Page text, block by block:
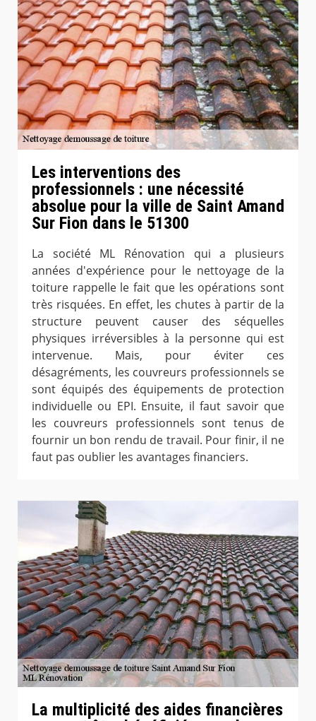
Les interventions des
professionnels : une nécessité
absolue pour la ville de Saint Amand
Sur Fion dans le 51300
La société ML Rénovation qui a plusieurs
années d'expérience pour le nettoyage de la
toiture rappelle le fait que les opérations sont
très risquées. En effet, les chutes à partir de la
structure peuvent causer des séquelles
physiques irréversibles à la personne qui est
intervenue. Mais, pour éviter ces
désagréments, les couvreurs professionnels se
sont équipés des équipements de protection
individuelle ou EPI. Ensuite, il faut savoir que
les couvreurs professionnels sont tenus de
fournir un bon rendu de travail. Pour finir, il ne
faut pas oublier les avantages financiers.
La multiplicité des aides financières